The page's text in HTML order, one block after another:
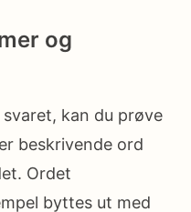
og
kan du prøve
beskrivende ord
Ordet
byttes ut med